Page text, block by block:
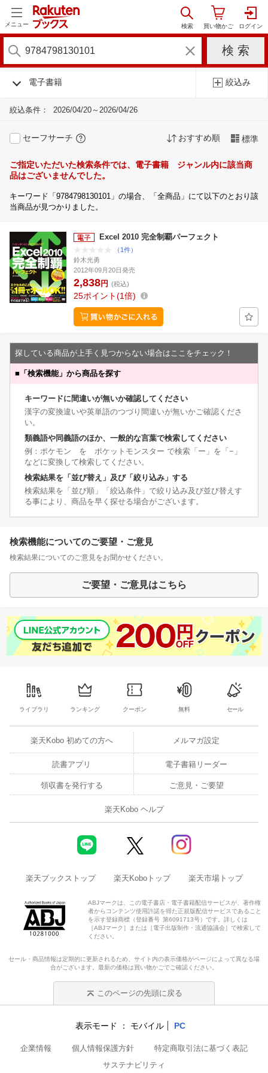
メニュー
電子書籍 絞込み
絞込条件： 2026/04/20～2026/04/26
セーフサーチ おすすめ順 標準
ご指定いただいた検索条件では、電子書籍 ジャンル内に該当商
品はございませんでした。
キーワード「9784798130101」の場合、「全商品」にて以下のとおり該
当商品が見つかりました。
Excel 2010 完全制覇パーフェクト
（1件）
鈴木光勇
2012年09月20日発売
2,838円 (税込)
25ポイント 1倍
探している商品が上手く見つからない場合はここをチェック！
■ 「検索機能」から商品を探す
キーワードに間違いが無いか確認してください
漢字の変換違いや英単語のつづり間違いが無いかご確認くださ
い。
類義語や同義語のほか、一般的な言葉で検索してください
例：ポケモン を ポケットモンスター で検索「ー」を「−」
などに変換して検索してください。
検索結果を「並び替え」及び「絞り込み」する
検索結果を「並び順」「絞込条件」で絞り込み及び並び替えす
る事により、商品を早く探せる場合がございます。
検索機能についてのご要望・ご意見
検索結果についてのご意見をお聞かせください。
ご要望・ご意見はこちら
ライブラリ ランキング クーポン 無料 セール
楽天Kobo 初めての方へ メルマガ設定
読書アプリ 電子書籍リーダー
領収書を発行する ご意見・ご要望
楽天Kobo ヘルプ
楽天ブックストップ 楽天Koboトップ 楽天市場トップ
ABJマークは、この電子書店・電子書籍配信サービスが、著作権
者からコンテンツ使用許諾を得た正規版配信サービスであること
を示す登録商標（登録番号 第6091713号）です。詳しくは
［ABJマーク］または［電子出版制作・流通協議会］で検索して
ください。
セール・商品情報は定期的に更新されるため、サイト内の表示価格がページによって異なる場
合がございます。最新の価格は買い物かごでご確認ください。
このページの先頭に戻る
表示モード モバイル PC
企業情報 個人情報保護方針
特定商取引法に基づく表記
サステナビリティ